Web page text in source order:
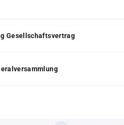
Gesellschaftsvertrag